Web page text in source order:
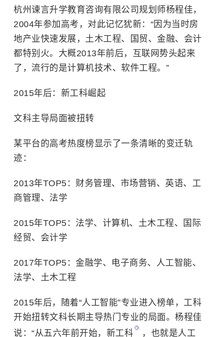
杭州谏言升学教育咨询有限公司规划师杨程佳，
2004年参加高考，对此记忆犹新：“因为当时房
地产业快速发展，土木工程、国贸、金融、会计
都特别火。大概2013年前后，互联网势头起来
了，流行的是计算机技术、软件工程。”
2015年后：新工科崛起
文科主导局面被扭转
某平台的高考热度榜显示了一条清晰的变迁轨
迹：
2013年TOP5：财务管理、市场营销、英语、工
商管理、法学
2015年TOP5：法学、计算机、土木工程、国际
经贸、会计学
2017年TOP5：金融学、电子商务、人工智能、
法学、土木工程
2015年后，随着“人工智能”专业进入榜单，工科
开始扭转文科长期主导热门专业的局面。杨程佳
说：“从五六年前开始， 新工科
，也就是人工